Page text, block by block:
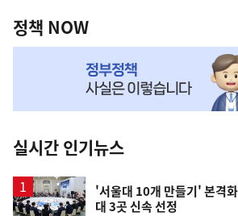
책
NOW,
뉴
스
정책 NOW
실시간 인기뉴스
'서울대 10개 만들기' 본격
대 3곳 신속 선정